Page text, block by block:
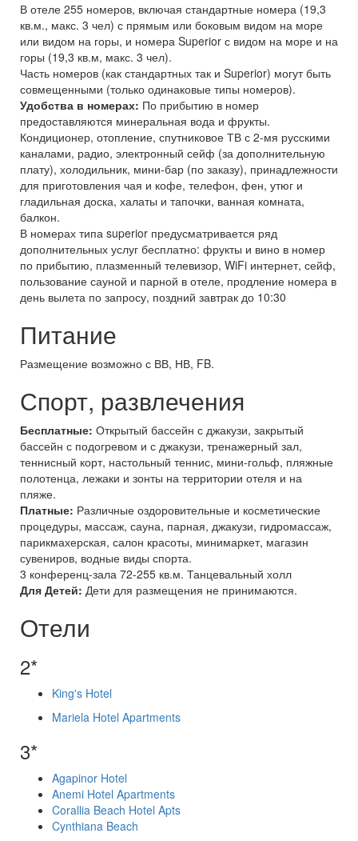
В отеле 255 номеров, включая стандартные номера (19,3
кв.м., макс. 3 чел) с прямым или боковым видом на море
или видом на горы, и номера Superior с видом на море и на
горы (19,3 кв.м, макс. 3 чел).
Часть номеров (как стандартных так и Superior) могут быть
совмещенными (только одинаковые типы номеров).
Удобства в номерах: По прибытию в номер
предоставляются минеральная вода и фрукты.
Кондиционер, отопление, спутниковое ТВ с 2-мя русскими
каналами, радио, электронный сейф (за дополнительную
плату), холодильник, мини-бар (по заказу), принадлежности
для приготовления чая и кофе, телефон, фен, утюг и
гладильная доска, халаты и тапочки, ванная комната,
балкон.
В номерах типа superior предусматривается ряд
дополнительных услуг бесплатно: фрукты и вино в номер
по прибытию, плазменный телевизор, WiFi интернет, сейф,
пользование сауной и парной в отеле, продление номера в
день вылета по запросу, поздний завтрак до 10:30
Питание
Размещение возможно с ВВ, НВ, FB.
Спорт, развлечения
Бесплатные: Открытый бассейн с джакузи, закрытый
бассейн с подогревом и с джакузи, тренажерный зал,
теннисный корт, настольный теннис, мини-гольф, пляжные
полотенца, лежаки и зонты на территории отеля и на
пляже.
Платные: Различные оздоровительные и косметические
процедуры, массаж, сауна, парная, джакузи, гидромассаж,
парикмахерская, салон красоты, минимаркет, магазин
сувениров, водные виды спорта.
3 конференц-зала 72-255 кв.м. Танцевальный холл
Для Детей: Дети для размещения не принимаются.
Отели
2*
King's Hotel
Mariela Hotel Apartments
3*
Agapinor Hotel
Anemi Hotel Apartments
Corallia Beach Hotel Apts
Cynthiana Beach